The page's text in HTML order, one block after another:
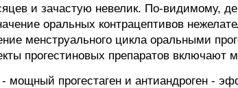
и зачастую невелик. По-видимому,
оральных контрацептивов
менструального цикла оральными
прогестиновых препаратов включают
- мощный прогестаген и антиандроген -